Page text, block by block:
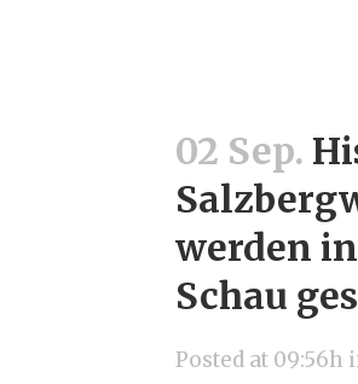
02 Sep.
werden
Schau
Posted at 09:56h